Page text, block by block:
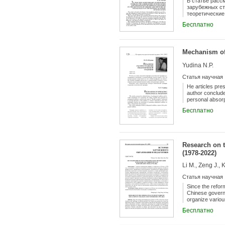
зарубежных
начиная с
Бесплатно
Mechanism
Yudina N.P.
Статья научная
He articles
author
personal
Бесплатно
Research
(1978-2022)
Li M., Zeng J.,
Статья научная
Since the
Chinese
organize
has been
Бесплатно